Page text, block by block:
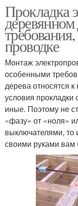
Прокладка
проводке
Монтаж
особенными
дерева относятся
условия
иные. Поэтому не
«фазу» от «ноля»
выключателями, то
своими руками вам